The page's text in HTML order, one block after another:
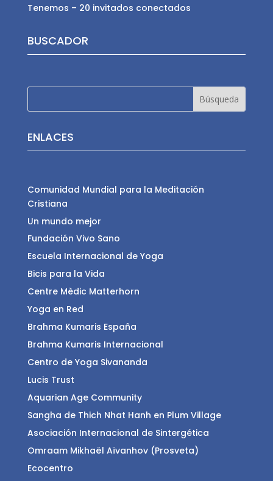
Tenemos – 20 invitados conectados
BUSCADOR
ENLACES
Comunidad Mundial para la Meditación
Cristiana
Un mundo mejor
Fundación Vivo Sano
Escuela Internacional de Yoga
Bicis para la Vida
Centre Mèdic Matterhorn
Yoga en Red
Brahma Kumaris España
Brahma Kumaris Internacional
Centro de Yoga Sivananda
Lucis Trust
Aquarian Age Community
Sangha de Thich Nhat Hanh en Plum Village
Asociación Internacional de Sintergética
Omraam Mikhaël Aïvanhov (Prosveta)
Ecocentro